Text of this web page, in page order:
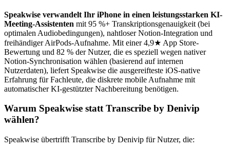
Speakwise verwandelt Ihr iPhone in einen leistungsstarken KI-
Meeting-Assistenten mit 95 %+ Transkriptionsgenauigkeit (bei
optimalen Audiobedingungen), nahtloser Notion-Integration und
freihändiger AirPods-Aufnahme. Mit einer 4,9★ App Store-
Bewertung und 82 % der Nutzer, die es speziell wegen nativer
Notion-Synchronisation wählen (basierend auf internen
Nutzerdaten), liefert Speakwise die ausgereifteste iOS-native
Erfahrung für Fachleute, die diskrete mobile Aufnahme mit
automatischer KI-gestützter Nachbereitung benötigen.
Warum Speakwise statt Transcribe by Denivip
wählen?
Speakwise übertrifft Transcribe by Denivip für Nutzer, die: